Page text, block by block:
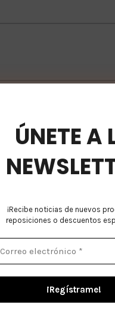
ÚNETE A
¡Recibe noticias de nuevos
reposiciones o descuentos